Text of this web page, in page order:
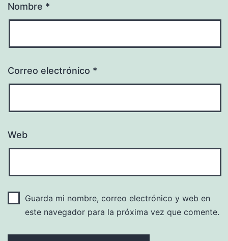
Nombre *
Correo electrónico *
Web
Guarda mi nombre, correo electrónico y web en
este navegador para la próxima vez que comente.